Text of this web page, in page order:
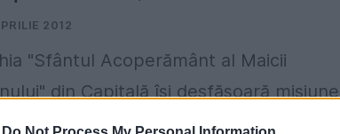
2012
"Sfântul Acoperământ al Maicii
din Capitală îşi desfăşoară
acordând o atenţie specială